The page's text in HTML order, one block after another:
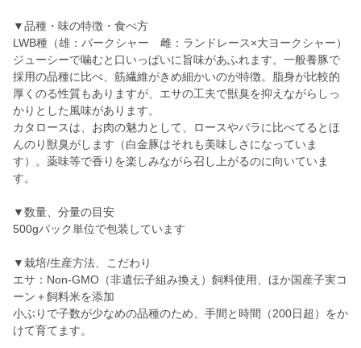
▼品種・味の特徴・食べ方
LWB種（雄：バークシャー 雌：ランドレース×大ヨークシャー）
ジューシーで噛むと口いっぱいに旨味があふれます。一般養豚で
採用の品種に比べ、筋繊維がきめ細かいのが特徴。脂身が比較的
厚くのる性質もありますが、エサの工夫で獣臭を抑えながらしっ
かりとした風味があります。
カタロースは、お肉の魅力として、ロースやバラに比べてるとほ
んのり獣臭がします（白金豚はそれも美味しさになっていま
す）。薬味等で香りを楽しみながら召し上がるのに向いていま
す。
▼数量、分量の目安
500gパック単位で包装しています
▼栽培/生産方法、こだわり
エサ：Non-GMO（非遺伝子組み換え）飼料使用、ほか国産子実コ
ーン＋飼料米を添加
小ぶりで子数が少なめの品種のため、手間と時間（200日超）をか
けて育てます。